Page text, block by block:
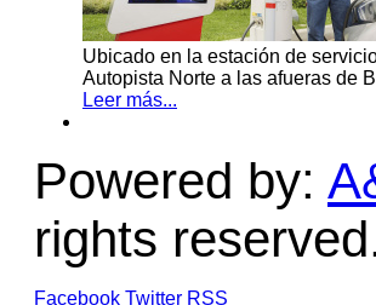
Ubicado en la estación de
Autopista Norte a las afueras de
Leer más...
Powered by:
rights
Facebook Twitter RSS